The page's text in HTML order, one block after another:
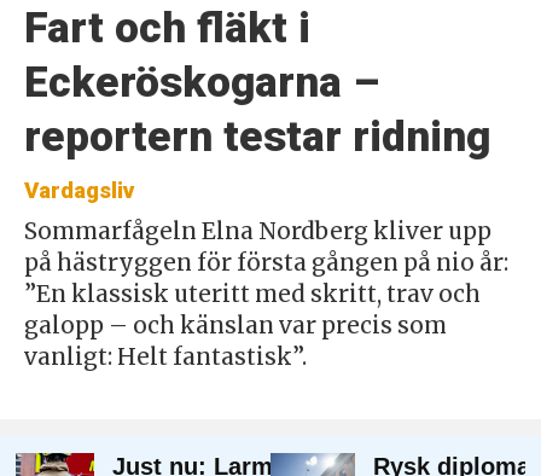
Fart och fläkt i
Eckeröskogarna –
reportern testar ridning
Vardagsliv
Sommarfågeln Elna Nordberg kliver upp
på hästryggen för första gången på nio år:
”En klassisk uteritt med skritt, trav och
galopp – och känslan var precis som
vanligt: Helt fantastisk”.